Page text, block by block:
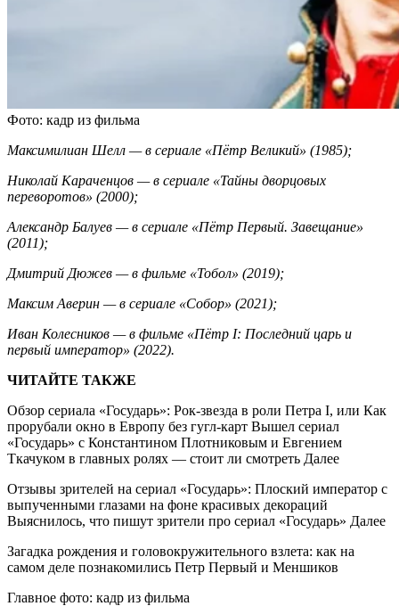
Фото: кадр из фильма
Максимилиан Шелл — в сериале «Пётр Великий» (1985);
Николай Караченцов — в сериале «Тайны дворцовых
переворотов» (2000);
Александр Балуев — в сериале «Пётр Первый. Завещание»
(2011);
Дмитрий Дюжев — в фильме «Тобол» (2019);
Максим Аверин — в сериале «Собор» (2021);
Иван Колесников — в фильме «Пётр I: Последний царь и
первый император» (2022).
ЧИТАЙТЕ ТАКЖЕ
Обзор сериала «Государь»: Рок-звезда в роли Петра I, или Как
прорубали окно в Европу без гугл-карт Вышел сериал
«Государь» с Константином Плотниковым и Евгением
Ткачуком в главных ролях — стоит ли смотреть Далее
Отзывы зрителей на сериал «Государь»: Плоский император с
выпученными глазами на фоне красивых декораций
Выяснилось, что пишут зрители про сериал «Государь» Далее
Загадка рождения и головокружительного взлета: как на
самом деле познакомились Петр Первый и Меншиков
Главное фото: кадр из фильма